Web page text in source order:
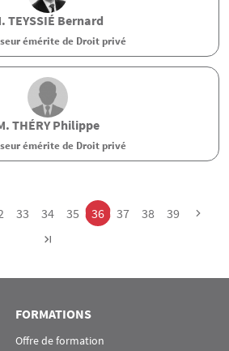
TEYSSIÉ Bernard
émérite de Droit privé
THÉRYPhilippe
émérite de Droit privé
Page
33 Page
34 Page
35 Page
36 Page
37 Page
38 Page
39
FORMATIONS
Offre de formation